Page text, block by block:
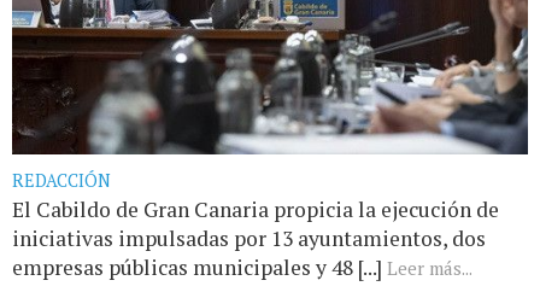
REDACCIÓN
El Cabildo de Gran Canaria propicia la ejecución de
iniciativas impulsadas por 13 ayuntamientos, dos
empresas públicas municipales y 48 [...] Leer más...